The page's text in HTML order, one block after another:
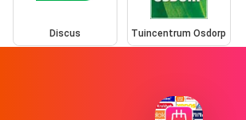
Discus Tuincentrum Osdorp